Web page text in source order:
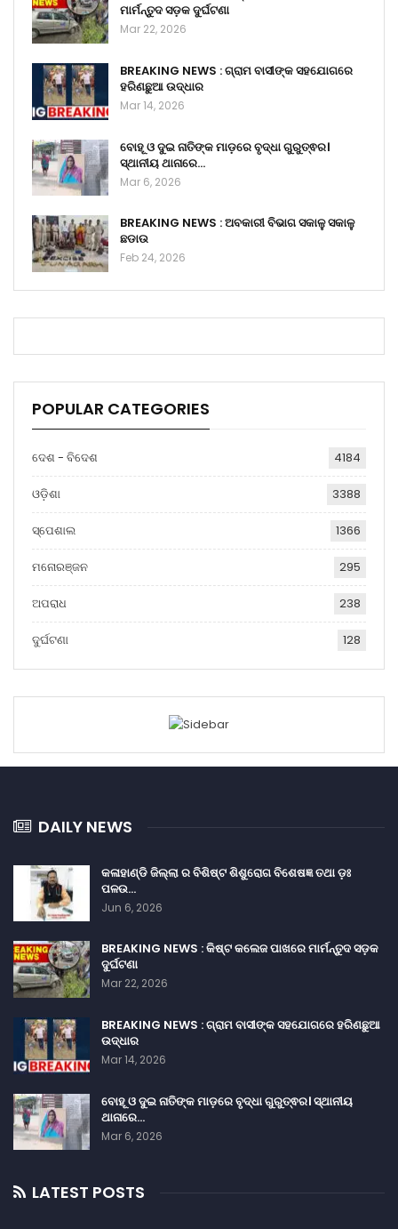
ମାର୍ମନ୍ତୁଦ ସଡ଼କ ଦୁର୍ଘଟଣା
Mar 22, 2026
BREAKING NEWS : ଗ୍ରାମ ବାସୀଙ୍କ ସହଯୋଗରେ
ହରିଣଛୁଆ ଉଦ୍ଧାର
Mar 14, 2026
ବୋହୂ ଓ ଦୁଇ ନାତିଙ୍କ ମାଡ଼ରେ ବୃଦ୍ଧା ଗୁରୁତ୍ଵର।
ସ୍ଥାନୀୟ ଥାନାରେ…
Mar 6, 2026
BREAKING NEWS : ଅବକାରୀ ବିଭାଗ ସକାଳୁ ସକାଳୁ
ଛଡାଉ
Feb 24, 2026
POPULAR CATEGORIES
ଦେଶ - ବିଦେଶ 4184
ଓଡ଼ିଶା 3388
ସ୍ପେଶାଲ 1366
ମନୋରଞ୍ଜନ 295
ଅପରାଧ 238
ଦୁର୍ଘଟଣା 128
DAILY NEWS
କଳାହାଣ୍ଡି ଜିଲ୍ଲା ର ବିଶିଷ୍ଟ ଶିଶୁରୋଗ ବିଶେଷଜ୍ଞ ତଥା ଡ଼ଃ
ପଳଉ…
Jun 6, 2026
BREAKING NEWS : କିଷ୍ଟ କଲେଜ ପାଖରେ ମାର୍ମନ୍ତୁଦ ସଡ଼କ
ଦୁର୍ଘଟଣା
Mar 22, 2026
BREAKING NEWS : ଗ୍ରାମ ବାସୀଙ୍କ ସହଯୋଗରେ ହରିଣଛୁଆ
ଉଦ୍ଧାର
Mar 14, 2026
ବୋହୂ ଓ ଦୁଇ ନାତିଙ୍କ ମାଡ଼ରେ ବୃଦ୍ଧା ଗୁରୁତ୍ଵର। ସ୍ଥାନୀୟ
ଥାନାରେ…
Mar 6, 2026
LATEST POSTS